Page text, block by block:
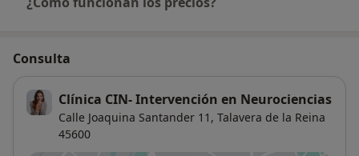
Consulta
Clínica CIN- Intervención en Neurociencias
Calle Joaquina Santander 11, Talavera de la Reina
45600